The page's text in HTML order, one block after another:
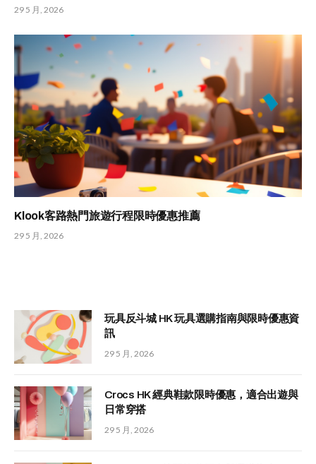
29 5 月, 2026
Klook客路熱門旅遊行程限時優惠推薦
29 5 月, 2026
玩具反斗城 HK 玩具選購指南與限時優惠資
訊
29 5 月, 2026
Crocs HK 經典鞋款限時優惠，適合出遊與
日常穿搭
29 5 月, 2026